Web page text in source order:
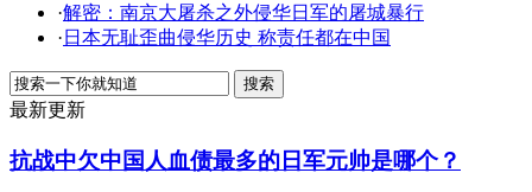
·解密：南京大屠杀之外侵华日军的屠城暴行
· 日本无耻歪曲侵华历史 称责任都在中国
最新更新
抗战中欠中国人血债最多的日军元帅是哪个？